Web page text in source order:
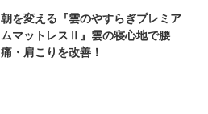
朝を変える『雲のやすらぎプレミア
ムマットレスⅡ』雲の寝心地で腰
痛・肩こりを改善！